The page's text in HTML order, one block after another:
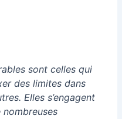
sont celles qui
des limites dans
Elles s’engagent